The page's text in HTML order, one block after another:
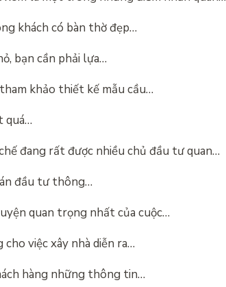
khách có bàn thờ đẹp…
bạn cần phải lựa…
khảo thiết kế mẫu cầu…
quá…
đang rất được nhiều chủ đầu tư quan…
đầu tư thông…
quan trọng nhất của cuộc…
việc xây nhà diễn ra…
hàng những thông tin…